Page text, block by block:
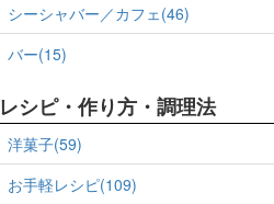
シーシャバー／カフェ(46)
バー(15)
レシピ・作り方・調理法
洋菓子(59)
お手軽レシピ(109)